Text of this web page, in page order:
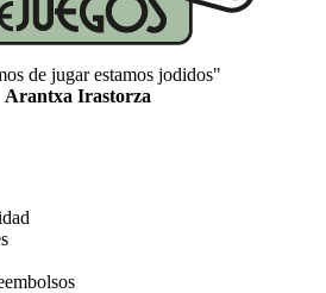
de jugar estamos jodidos"
Arantxa Irastorza